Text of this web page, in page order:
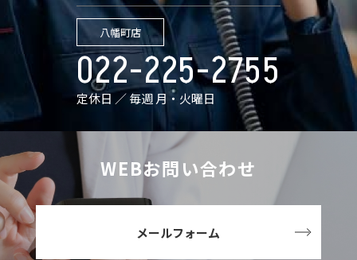
八幡町店
022-225-2755
定休日 ／ 毎週 月・火曜日
WEBお問い合わせ
メールフォーム